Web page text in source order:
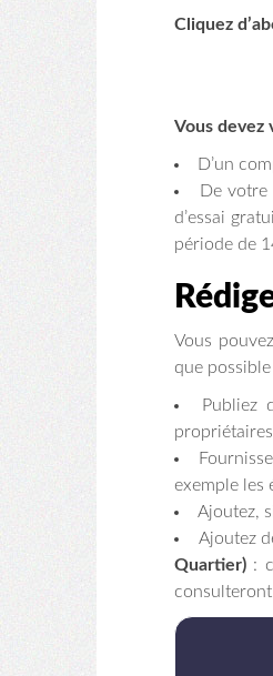
Cliquez
Vous devez
D’un
De
d’essai
période de
Vous
que
Publiez
exemple les
Ajoutez,
Ajoutez
Quartier) :